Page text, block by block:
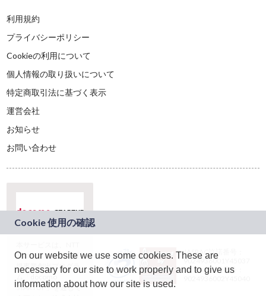
利用規約
プライバシーポリシー
Cookieの利用について
個人情報の取り扱いについて
特定商取引法に基づく表示
運営会社
お知らせ
お問い合わせ
ドコモグループの新
規事業創出プログラ
ム「docomo
STARTUP」を通じて
JASRAC許諾番号：
9024936001Y45037
JASRAC許諾番号：
On our website we use some cookies. These are
necessary for our site to work properly and to give us
information about how our site is used.